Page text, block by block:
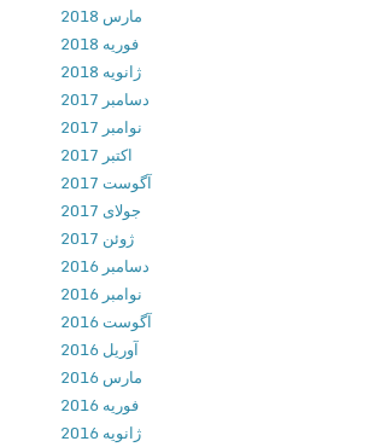
مارس 2018
فوریه 2018
ژانویه 2018
دسامبر 2017
نوامبر 2017
اکتبر 2017
آگوست 2017
جولای 2017
ژوئن 2017
دسامبر 2016
نوامبر 2016
آگوست 2016
آوریل 2016
مارس 2016
فوریه 2016
ژانویه 2016